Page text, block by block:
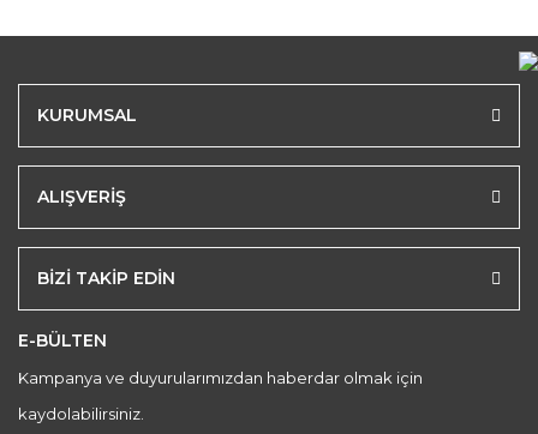
KURUMSAL
ALIŞVERİŞ
BİZİ TAKİP EDİN
E-BÜLTEN
Kampanya ve duyurularımızdan haberdar olmak için
kaydolabilirsiniz.